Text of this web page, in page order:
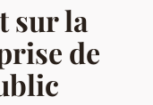
sur la
de